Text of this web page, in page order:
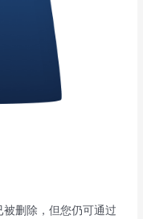
删除，但您仍可通过